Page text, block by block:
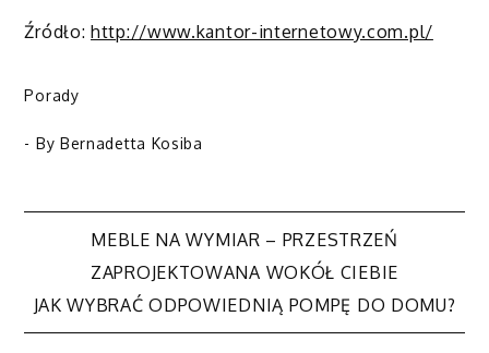
Źródło:http://www.kantor-internetowy.com.pl/
Porady
- By Bernadetta Kosiba
Nawigacja
wpisu
MEBLE NA WYMIAR – PRZESTRZEŃ
ZAPROJEKTOWANA WOKÓŁ CIEBIE
JAK WYBRAĆ ODPOWIEDNIĄ POMPĘ DO DOMU?